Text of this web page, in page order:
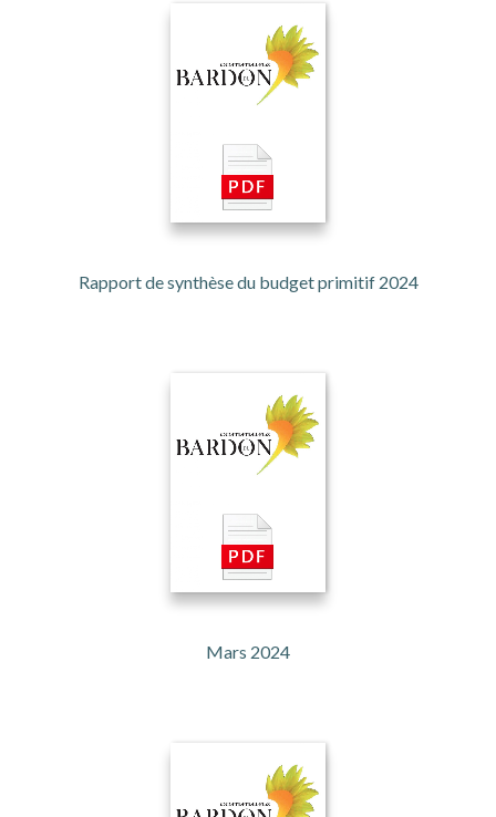
Rapport de synthèse du budget primitif 2024
Mars 2024